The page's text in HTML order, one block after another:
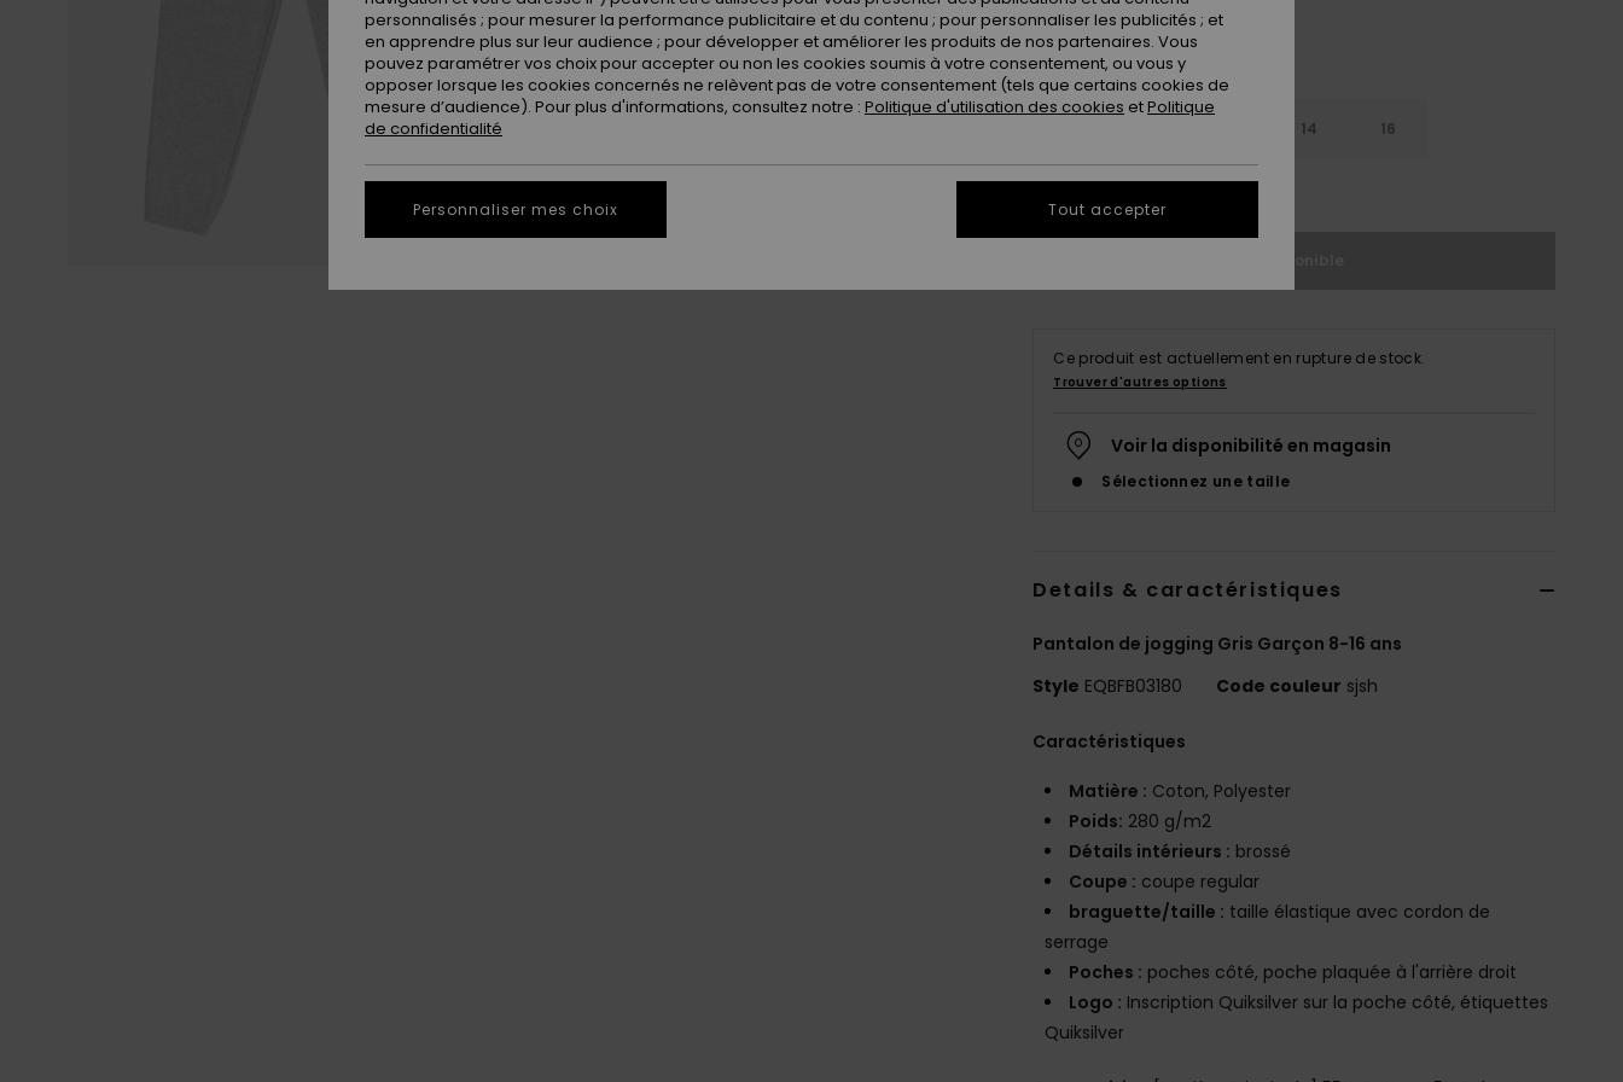
14 16
Voir le Guide des tailles
Ce produit est actuellement en rupture de stock.
Trouver d'autres options
Voir la disponibilité en magasin
Sélectionnez une taille
Details & caractéristiques
Pantalon de jogging Gris Garçon 8-16 ans
Style EQBFB03180 Code couleur sjsh
Caractéristiques
Matière : Coton, Polyester
Poids: 280 g/m2
Détails intérieurs : brossé
Coupe : coupe regular
braguette/taille : taille élastique avec cordon de
serrage
Poches : poches côté, poche plaquée à l'arrière droit
Logo : Inscription Quiksilver sur la poche côté, étiquettes
Quiksilver
personnalisés ; pour mesurer la performance publicitaire et du contenu ; pour personnaliser les publicités ; et
en apprendre plus sur leur audience ; pour développer et améliorer les produits de nos partenaires. Vous
pouvez paramétrer vos choix pour accepter ou non les cookies soumis à votre consentement, ou vous y
opposer lorsque les cookies concernés ne relèvent pas de votre consentement (tels que certains cookies de
mesure d’audience). Pour plus d'informations, consultez notre : Politique d'utilisation des cookies etPolitique
de confidentialité
Personnaliser mes choix Tout accepter